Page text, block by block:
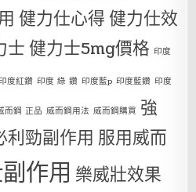
健力仕心得健力仕效
士健力士5mg價格 印度
度紅鑽 印度 綠 鑽 印度藍p 印度藍鑽 印度
而鋼 正品 威而鋼用法 威而鋼購買 強
利勁副作用 服用威而
作用 樂威壯效果